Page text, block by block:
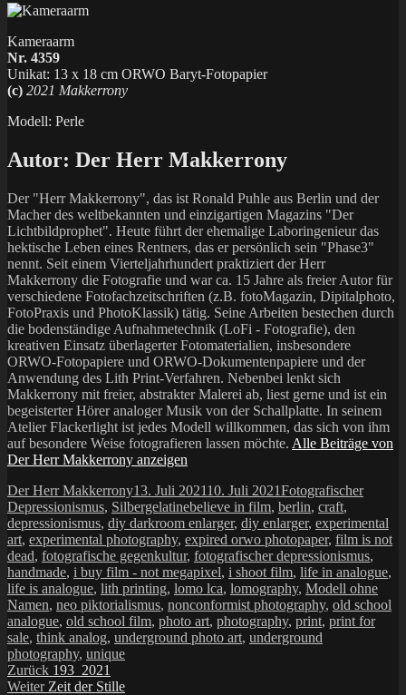
Kameraarm
Nr. 4359
Unikat: 13 x 18 cm ORWO Baryt-Fotopapier
(c) 2021 Makkerrony
Modell: Perle
Autor: Der Herr Makkerrony
Der "Herr Makkerrony", das ist Ronald Puhle aus Berlin und der
Macher des weltbekannten und einzigartigen Magazins "Der
Lichtbildprophet". Heute führt der ehemalige Laboringenieur das
hektische Leben eines Rentners, das er persönlich sein "Phase3"
nennt. Seit einem Vierteljahrhundert praktiziert der Herr
Makkerrony die Fotografie und war ca. 15 Jahre als freier Autor für
verschiedene Fotofachzeitschriften (z.B. fotoMagazin, Dipitalphoto,
FotoPraxis und PhotoKlassik) tätig. Seine Arbeiten bestechen durch
die bodenständige Aufnahmetechnik (LoFi - Fotografie), den
kreativen Einsatz überlagerter Fotomaterialien, insbesondere
ORWO-Fotopapiere und ORWO-Dokumentenpapiere und der
Anwendung des Lith Print-Verfahren. Nebenbei lenkt sich
Makkerrony mit freier, abstrakter Malerei ab, liest gerne und ist ein
begeisterter Hörer analoger Musik von der Schallplatte. In seinem
Atelier Flackerlight ist jedes Modell willkommen, das sich von ihm
auf besondere Weise fotografieren lassen möchte. Alle Beiträge von
Der Herr Makkerrony anzeigen
Autor
Der Herr MakkerronyVeröffentlicht
am
13. Juli 202110. Juli 2021Kategorien
Fotografischer
Depressionismus, SilbergelatineSchlagwörter
believe in film, berlin, craft,
depressionismus, diy darkroom enlarger, diy enlarger, experimental
art, experimental photography, expired orwo photopaper, film is not
dead, fotografische gegenkultur, fotografischer depressionismus,
handmade, i buy film - not megapixel, i shoot film, life in analogue,
life is analogue, lith printing, lomo lca, lomography, Modell ohne
Namen, neo piktorialismus, nonconformist photography, old school
analogue, old school film, photo art, photography, print, print for
sale, think analog, underground photo art, underground
photography, unique
Beitragsnavigation
Zurück Vorheriger
Beitrag:
193_2021
Weiter Nächster
Zeit der Stille